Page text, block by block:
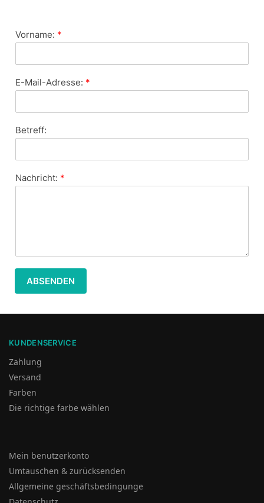
Vorname: *
E-Mail-Adresse: *
Betreff:
Nachricht: *
ABSENDEN
KUNDENSERVICE
Zahlung
Versand
Farben
Die richtige farbe wählen
Mein benutzerkonto
Umtauschen & zurücksenden
Allgemeine geschäftsbedingunge